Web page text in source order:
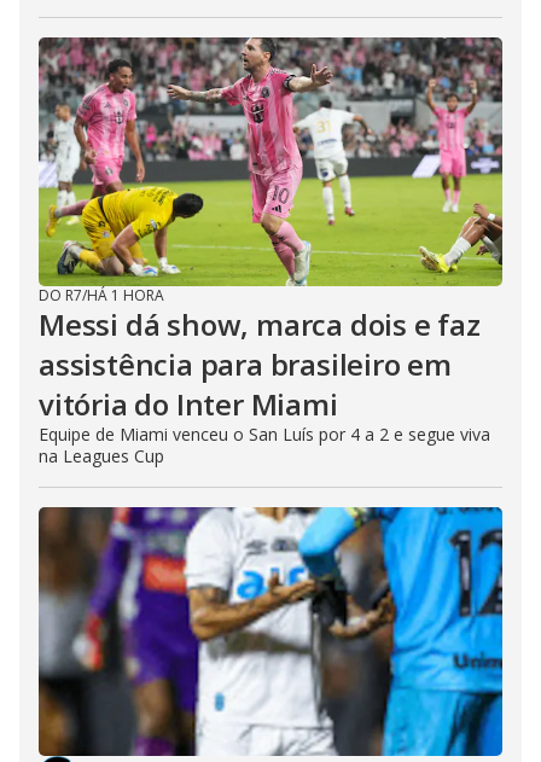
DO R7/HÁ 1 HORA
Messi dá show, marca dois e faz
assistência para brasileiro em
vitória do Inter Miami
Equipe de Miami venceu o San Luís por 4 a 2 e segue viva
na Leagues Cup